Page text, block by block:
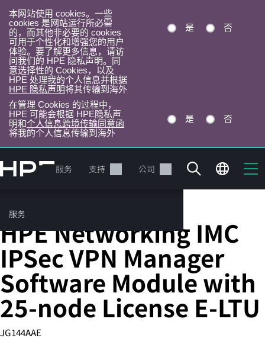
本网站使用 cookies。一些
cookies 是网站运行所必需
的，而其他非必要的 cookies
可用于个性化和增强您的用户
体验。要了解更多信息，请访
问我们的 HPE 隐私声明。同
意选择性的 Cookies，以及
HPE 处理我的个人信息并根据
HPE 隐私声明将其传输到海外
是 否
在管理 Cookies 的过程中，
HPE 可能会根据 HPE隐私声
明和个人信息跨境传输同意函
将我的个人信息传输到海外
是 否
转
到
目
录
产品 服务 支持 公司
服务
您的购物车目前是空的
智能管理软件
HPE Networking IMC
IPSec VPN Manager
Software Module with
25-node License E-LTU
JG144AAE